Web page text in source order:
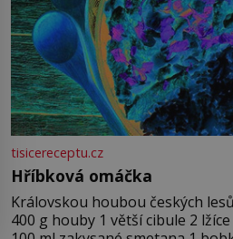
tisicereceptu.cz
Hříbková omáčka
Královskou houbou českých lesů je
400 g houby 1 větší cibule 2